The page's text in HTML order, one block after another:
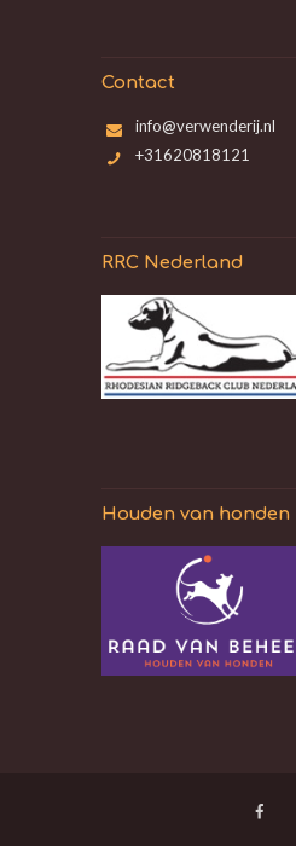
Contact
info@verwenderij.nl
+31620818121
RRC Nederland
Houden van honden